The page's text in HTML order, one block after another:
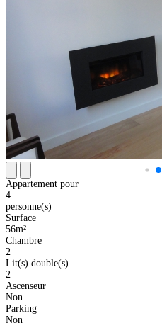
Appartement pour
4
personne(s)
Surface
56m²
Chambre
2
Lit(s) double(s)
2
Ascenseur
Non
Parking
Non